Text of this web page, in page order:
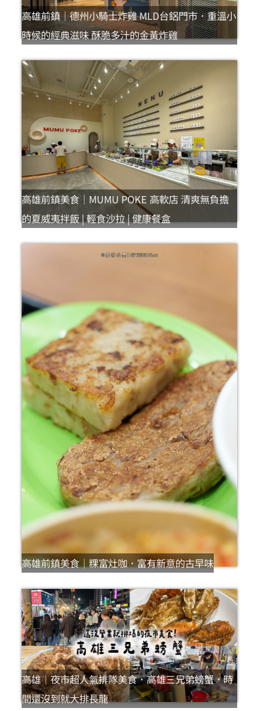
高雄前鎮｜德州小騎士炸雞 MLD台鋁門市．重溫小
時候的經典滋味 酥脆多汁的金黃炸雞
高雄前鎮美食｜MUMU POKE 高軟店 清爽無負擔
的夏威夷拌飯 | 輕食沙拉 | 健康餐盒
高雄前鎮美食｜粿富灶咖．富有新意的古早味
高雄｜夜市超人氣排隊美食．高雄三兄弟螃蟹．時
間還沒到就大排長龍